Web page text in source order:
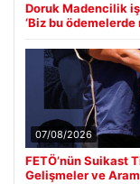
Doruk Madencilik
‘Biz bu ödemelerde
07/08/2026
FETÖ’nün Suikast
Gelişmeler ve